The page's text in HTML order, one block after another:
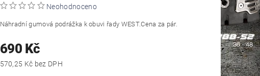
Neohodnoceno
Náhradní gumová podrážka k obuvi řady WEST.Cena za pár.
690 Kč
570,25 Kč bez DPH